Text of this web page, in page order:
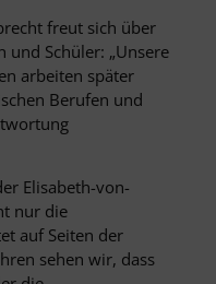
freut sich über
und Schüler: „Unsere
arbeiten später
Berufen und
Elisabeth-von-
nur die
auf Seiten der
sehen wir, dass